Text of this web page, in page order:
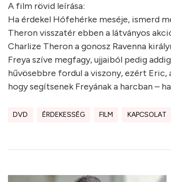
A film rövid leírása:
Ha érdekel Hófehérke meséje, ismerd
Theron visszatér ebben a látványos
Charlize Theron a gonosz Ravenna
Freya szíve megfagy, ujjaiból pedig
hűvösebbre fordul a viszony, ezért Eric,
hogy segítsenek Freyának a harcban –
DVD ÉRDEKESSÉG FILM KAPCSOLAT